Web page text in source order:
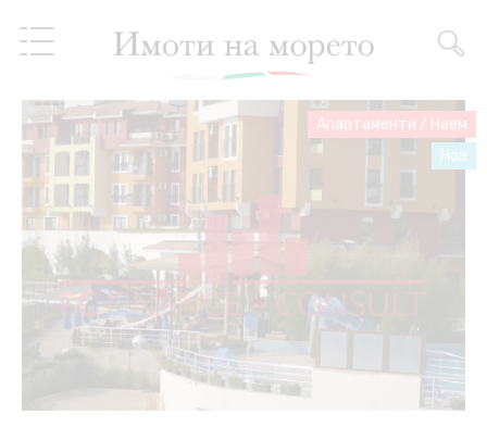
Недвижими имоти
Услуги
Услуги имоти
Имоти на разсрочено
плащане
За нас
Препоръки
Блог
Апартаменти / Наем
Нов